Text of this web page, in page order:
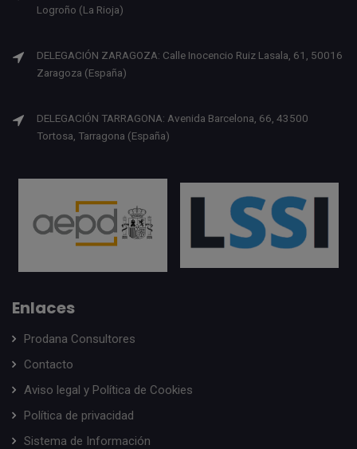
Logroño (La Rioja)
DELEGACIÓN ZARAGOZA: Calle Inocencio Ruiz Lasala, 61, 50016
Zaragoza (España)
DELEGACIÓN TARRAGONA: Avenida Barcelona, 66, 43500
Tortosa, Tarragona (España)
Enlaces
Prodana Consultores
Contacto
Aviso legal y Política de Cookies
Política de privacidad
Sistema de Información